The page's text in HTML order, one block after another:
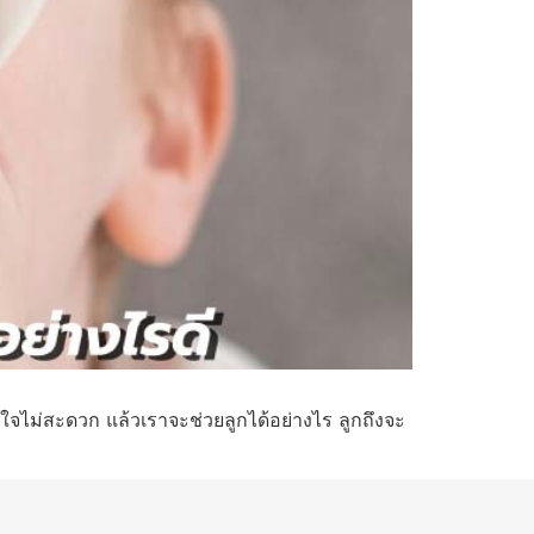
ม่สะดวก แล้วเราจะช่วยลูกได้อย่างไร ลูกถึงจะ